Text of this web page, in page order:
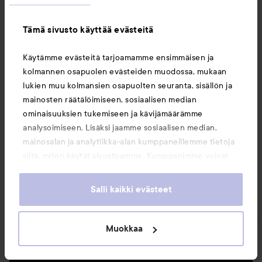
Tämä sivusto käyttää evästeitä
Käytämme evästeitä tarjoamamme ensimmäisen ja
kolmannen osapuolen evästeiden muodossa, mukaan
lukien muu kolmansien osapuolten seuranta, sisällön ja
mainosten räätälöimiseen, sosiaalisen median
ominaisuuksien tukemiseen ja kävijämäärämme
analysoimiseen. Lisäksi jaamme sosiaalisen median,
mainosalan ja analytiikka-alan kumppaneillemme tietoja
heille tai joita on kerätty, kun olet käyttänyt heidän
evästeiden käytön.
Salli kaikki evästeet
Muokkaa
The Ordinary
Glycolic Acid 7% Exfoliating
16,40 €
OSTA
Eyelash Serum 3 ml
34,30 €
Suos. hinta 40,50 €
Suositeltu hinta 40,50 €
OSTA
Uutuudet ja tarjoukset